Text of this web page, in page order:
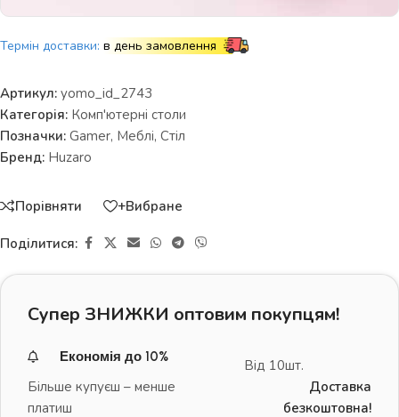
Термін доставки: в день замовлення
Артикул: yomo_id_2743
Категорія: Комп'ютерні столи
Позначки: Gamer, Меблі, Стіл
Бренд: Huzaro
Порівняти +Вибране
Поділитися:
Супер ЗНИЖКИ оптовим покупцям!
Економія до 10%
Більше купуєш – менше
платиш
Від 10шт.
Доставка
безкоштовна!